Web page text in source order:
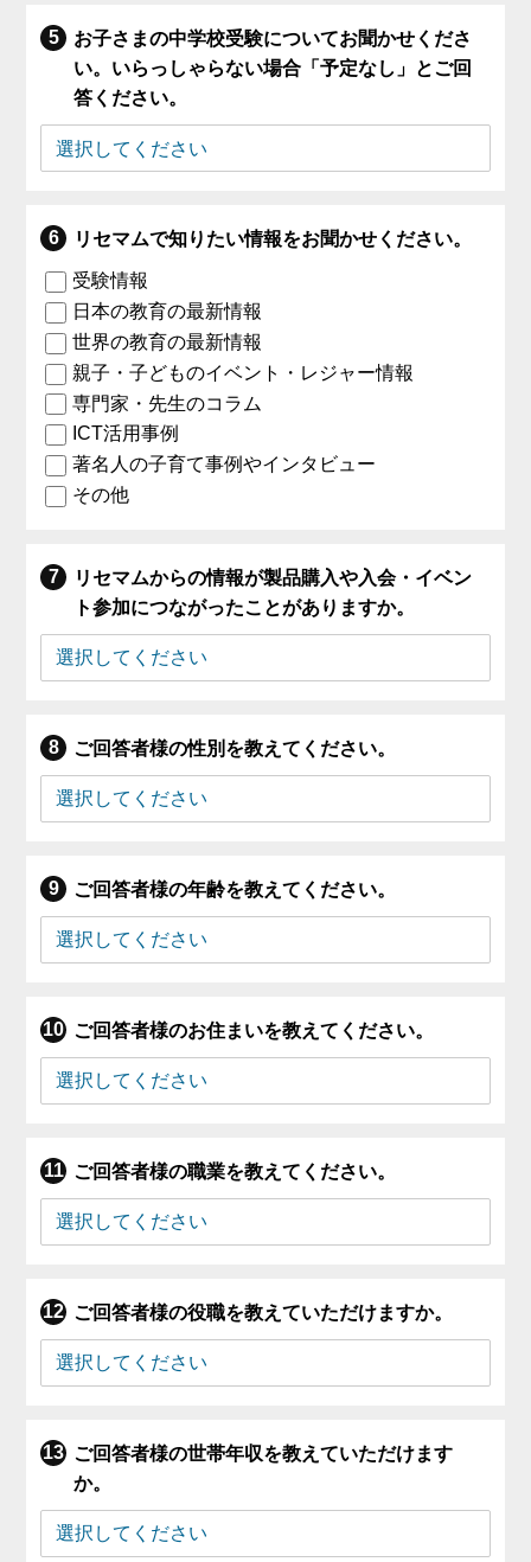
お子さまの中学校受験についてお聞かせくださ
い。いらっしゃらない場合「予定なし」とご回
答ください。
リセマムで知りたい情報をお聞かせください。
受験情報
日本の教育の最新情報
世界の教育の最新情報
親子・子どものイベント・レジャー情報
専門家・先生のコラム
ICT活用事例
著名人の子育て事例やインタビュー
その他
リセマムからの情報が製品購入や入会・イベン
ト参加につながったことがありますか。
ご回答者様の性別を教えてください。
ご回答者様の年齢を教えてください。
ご回答者様のお住まいを教えてください。
ご回答者様の職業を教えてください。
ご回答者様の役職を教えていただけますか。
ご回答者様の世帯年収を教えていただけます
か。